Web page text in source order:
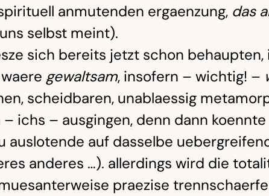
anmutenden ergaenzung, das
selbst meint).
sich bereits jetzt schon behaupten,
gewaltsam, insofern – wichtig! –
scheidbaren, unablaessig
ichs – ausgingen, denn dann
auslotende auf dasselbe
anderes …). allerdings wird die
praezise